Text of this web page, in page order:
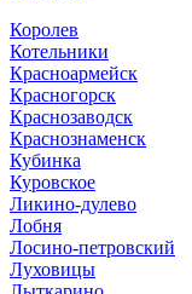
Королев
Котельники
Красноармейск
Красногорск
Краснозаводск
Краснознаменск
Кубинка
Куровское
Ликино-дулево
Лобня
Лосино-петровский
Луховицы